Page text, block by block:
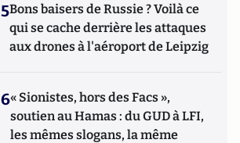
5Bons baisers de Russie ? Voilà ce
qui se cache derrière les attaques
aux drones à l'aéroport de Leipzig
6« Sionistes, hors des Facs »,
soutien au Hamas : du GUD à LFI,
les mêmes slogans, la même